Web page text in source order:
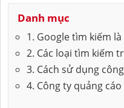
Danh mục
1. Google tìm kiếm là
2. Các loại tìm kiếm
3. Cách sử dụng
4. Công ty quảng